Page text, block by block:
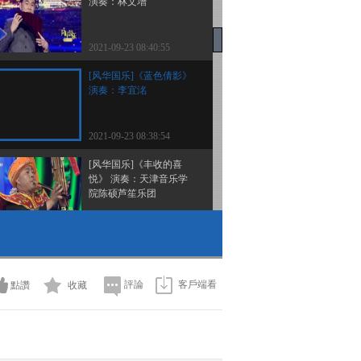
2021-09-23 08:40:55
[风华国乐]《蓝色倩影》
演奏：李宜洺
2021-09-23 08:38:54
[风华国乐]《丰收的喜
悦》 演奏：天津音乐学
院陈硕芦笙乐团
2021-09-22 10:08:53
演奏：何梦叶
點讚 收藏 評論 客戶端看